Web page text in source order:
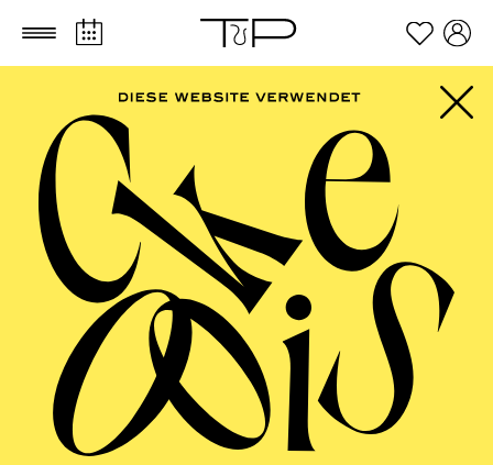
Zum Hauptinhalt springen Zum Footer springen